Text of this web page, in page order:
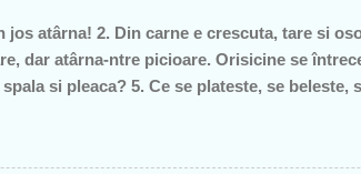
jos atârna! 2. Din carne e crescuta, tare si
dar atârna-ntre picioare. Orisicine se
si pleaca? 5. Ce se plateste, se beleste,
1. ghinda 2. pana de gâsca 3. tâta
la prostii.... sa va fie rusine....